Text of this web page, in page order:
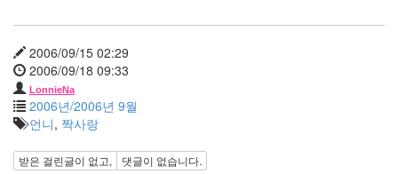
2006/09/15 02:29
2006/09/18 09:33
LonnieNa
2006년/2006년 9월
언니, 짝사랑
받은 걸린글이 없고, 댓글이 없습니다.
1
년
12
월
7
2009
년
31